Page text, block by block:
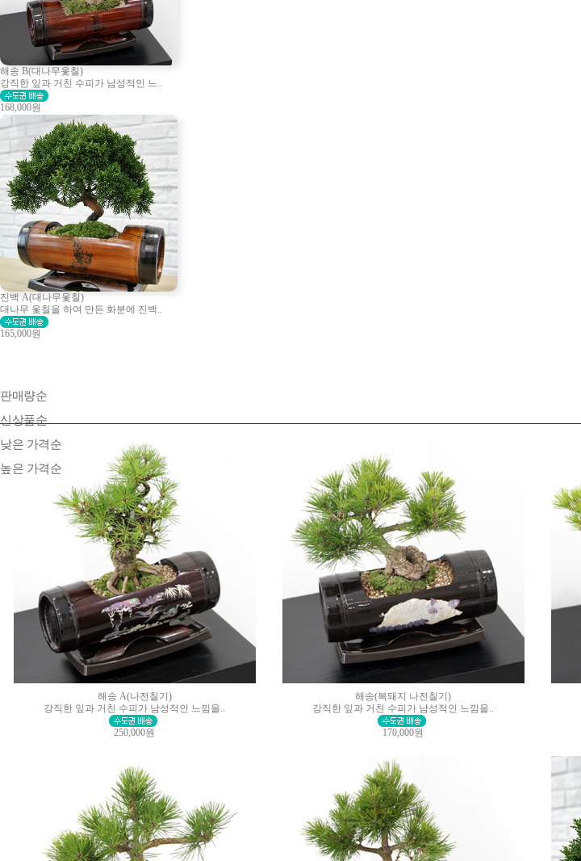
해송 B(대나무옻칠)
강직한 잎과 거친 수피가 남성적인 느..
168,000원
진백 A(대나무옻칠)
대나무 옻칠을 하여 만든 화분에 진백..
165,000원
판매량순
신상품순
낮은 가격순
높은 가격순
해송 A(나전칠기)
강직한 잎과 거친 수피가 남성적인 느낌을..
250,000원
해송(복돼지 나전칠기)
강직한 잎과 거친 수피가 남성적인 느낌을..
170,000원